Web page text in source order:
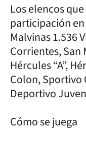
Los elencos
participación
Malvinas 1.536
Corrientes, San
Hércules “A”,
Colon, Sportivo
Deportivo
Cómo se juega